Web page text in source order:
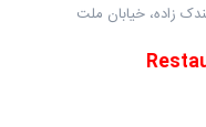
زاده، خیابان ملت